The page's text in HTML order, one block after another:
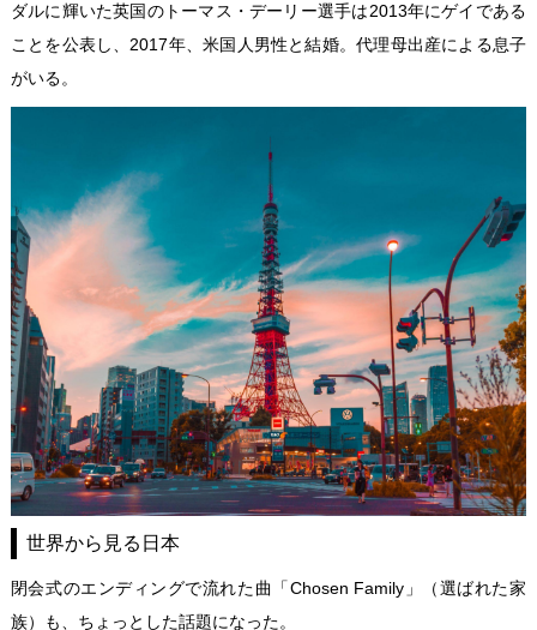
ダルに輝いた英国のトーマス・デーリー選手は2013年にゲイである
ことを公表し、2017年、米国人男性と結婚。代理母出産による息子
がいる。
世界から見る日本
閉会式のエンディングで流れた曲「Chosen Family」（選ばれた家
族）も、ちょっとした話題になった。